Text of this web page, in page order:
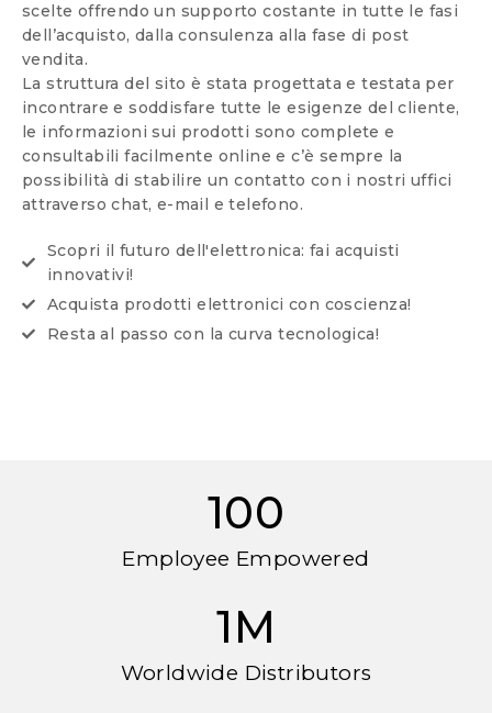
scelte offrendo un supporto costante in tutte le fasi
dell’acquisto, dalla consulenza alla fase di post
vendita.
La struttura del sito è stata progettata e testata per
incontrare e soddisfare tutte le esigenze del cliente,
le informazioni sui prodotti sono complete e
consultabili facilmente online e c’è sempre la
possibilità di stabilire un contatto con i nostri uffici
attraverso chat, e-mail e telefono.
Scopri il futuro dell'elettronica: fai acquisti
innovativi!
Acquista prodotti elettronici con coscienza!
Resta al passo con la curva tecnologica!
Employee Empowered
100
Worldwide Distributors
1M